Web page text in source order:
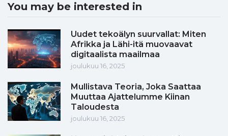
You may be interested in
Uudet tekoälyn suurvallat: Miten
Afrikka ja Lähi-itä muovaavat
digitaalista maailmaa
joulukuu 16, 2025
Mullistava Teoria, Joka Saattaa
Muuttaa Ajattelumme Kiinan
Taloudesta
joulukuu 16, 2025